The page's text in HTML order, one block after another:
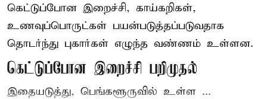
கெட்டுப்போன இறைச்சி, காய்கறிகள்,
உணவுப்பொருட்கள் பயன்படுத்தப்படுவதாக
தொடர்ந்து புகார்கள் எழுந்த வண்ணம் உள்ளன.
கெட்டுப்போன இறைச்சி பறிமுதல்
இதையடுத்து, பெங்களூருவில் உள்ள ...